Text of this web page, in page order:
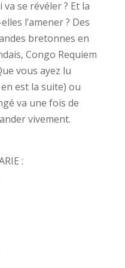
se révéler ? Et la
l’amener ? Des
bretonnes en
Congo Requiem
vous ayez lu
est la suite) ou
va une fois de
vivement.
: